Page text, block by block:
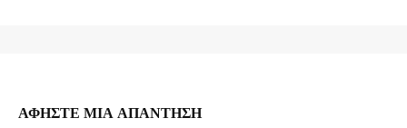
ΑΦΗΣΤΕ ΜΙΑ ΑΠΑΝΤΗΣΗ